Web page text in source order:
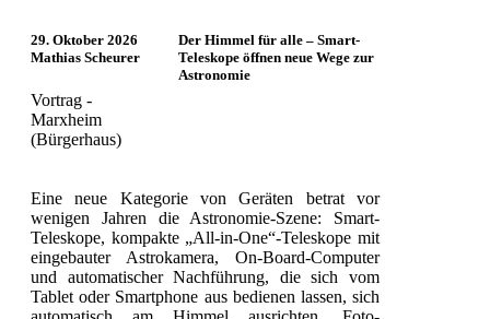
29. Oktober 2026
Mathias Scheurer
Vortrag -
Marxheim
(Bürgerhaus)
Der Himmel für alle – Smart-
Teleskope öffnen neue Wege zur
Astronomie
Eine neue Kategorie von Geräten betrat vor
wenigen Jahren die Astronomie-Szene: Smart-
Teleskope, kompakte „All-in-One“-Teleskope mit
eingebauter Astrokamera, On-Board-Computer
und automatischer Nachführung, die sich vom
Tablet oder Smartphone aus bedienen lassen, sich